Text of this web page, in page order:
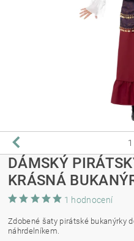
1
DÁMSKÝ
KRÁSNÁ
1 hodnocení
Zdobené šaty pirátské bukanýrky
náhrdelníkem.